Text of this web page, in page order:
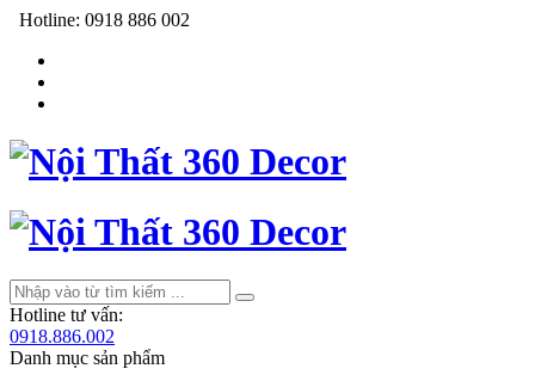
Hotline: 0918 886 002
Hotline tư vấn:
0918.886.002
Danh mục sản phẩm